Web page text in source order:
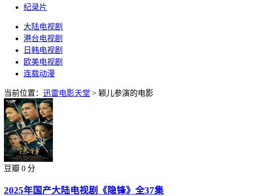
纪录片
大陆电视剧
港台电视剧
日韩电视剧
欧美电视剧
连载动漫
当前位置： 迅雷电影天堂 > 颖儿参演的电影
豆瓣 0 分
2025年国产大陆电视剧《隐锋》全37集